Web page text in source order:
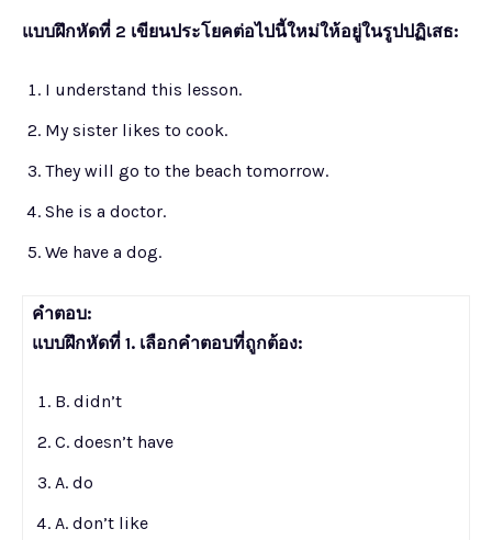
แบบฝึกหัดที่ 2 เขียนประโยคต่อไปนี้ใหม่ให้อยู่ในรูปปฏิเสธ:
I understand this lesson.
My sister likes to cook.
They will go to the beach tomorrow.
She is a doctor.
We have a dog.
คำตอบ:
แบบฝึกหัดที่ 1. เลือกคำตอบที่ถูกต้อง:
B. didn’t
C. doesn’t have
A. do
A. don’t like